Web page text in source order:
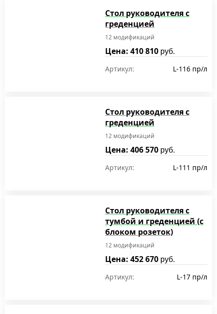
Стол руководителя с
греденцией
12 модификаций
Цена: 410 810 руб.
Артикул: L-116 пр/л
Стол руководителя с
греденцией
12 модификаций
Цена: 406 570 руб.
Артикул: L-111 пр/л
Стол руководителя с
тумбой и греденцией (с
блоком розеток)
12 модификаций
Цена: 452 670 руб.
Артикул: L-17 пр/л